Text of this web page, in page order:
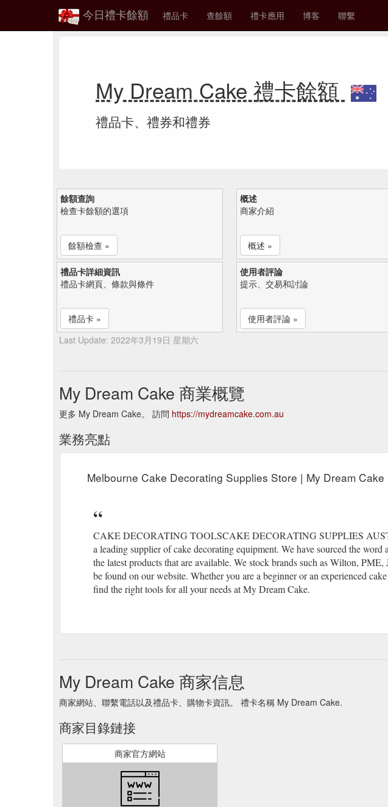
今日禮卡餘額 禮品卡 查餘額 禮卡應用 博客 聯繫
My Dream Cake 禮卡餘額
禮品卡、禮券和禮券
餘額查詢
檢查卡餘額的選項
餘額檢查 »
概述
商家介紹
概述 »
禮品卡詳細資訊
禮品卡網頁、條款與條件
禮品卡 »
使用者評論
提示、交易和討論
使用者評論 »
Last Update: 2022年3月19日 星期六
My Dream Cake 商業概覽
更多 My Dream Cake。 訪問 https://mydreamcake.com.au
業務亮點
Melbourne Cake Decorating Supplies Store | My Dream Cake
CAKE DECORATING TOOLSCAKE DECORATING SUPPLIES
a leading supplier of cake decorating equipment. We have sourced the
the latest products that are available. We stock brands such as Wilton,
be found on our website. Whether you are a beginner or an experienced
find the right tools for all your needs at My Dream Cake.
My Dream Cake 商家信息
商家網站、聯繫電話以及禮品卡、購物卡資訊。 禮卡名稱 My Dream Cake.
商家目錄鏈接
商家官方網站